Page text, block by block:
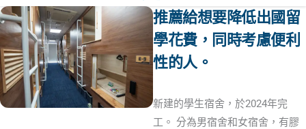
推薦給想要降低出國留
學花費，同時考慮便利
性的人。
新建的學生宿舍，於2024年完
工。 分為男宿舍和女宿舍，有膠